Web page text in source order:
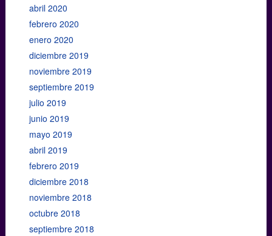
abril 2020
febrero 2020
enero 2020
diciembre 2019
noviembre 2019
septiembre 2019
julio 2019
junio 2019
mayo 2019
abril 2019
febrero 2019
diciembre 2018
noviembre 2018
octubre 2018
septiembre 2018